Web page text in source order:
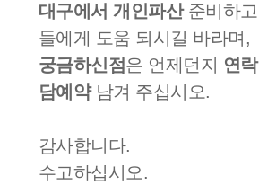
대구에서 개인파산준비하
들에게 도움 되시길 바라며,
궁금하신점은 언제던지 연락
담예약남겨 주십시오.
감사합니다.
수고하십시오.